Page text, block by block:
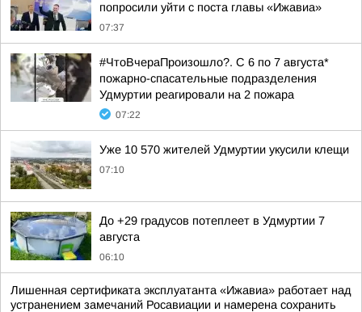
попросили уйти с поста главы «Ижавиа»
07:37
#ЧтоВчераПроизошло?. С 6 по 7 августа*
пожарно-спасательные подразделения
Удмуртии реагировали на 2 пожара
07:22
Уже 10 570 жителей Удмуртии укусили клещи
07:10
До +29 градусов потеплеет в Удмуртии 7
августа
06:10
Лишенная сертификата эксплуатанта «Ижавиа» работает над
устранением замечаний Росавиации и намерена сохранить